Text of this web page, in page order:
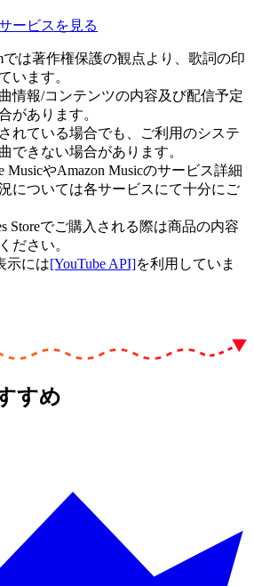
ービスを見る
では著作権保護の観点より、歌詞の印
います。
情報/コンテンツの内容及び配信予定
があります。
れている場合でも、ご利用のシステ
できない場合があります。
MusicやAmazon Musicのサービス詳細
については各サービスにて十分にご
Storeでご購入される際は商品の内容
ださい。
示には[YouTube API]を利用していま
すめ